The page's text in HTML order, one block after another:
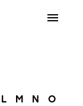
L M N O